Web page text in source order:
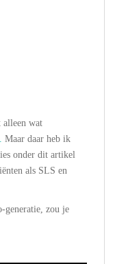
alleen wat
Maar daar heb ik
onder dit artikel
als SLS en
generatie, zou je